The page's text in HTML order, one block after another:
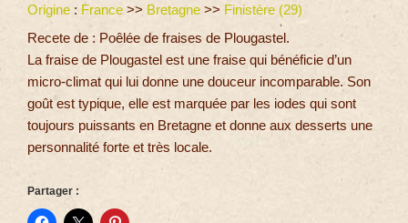
Origine : France >> Bretagne >> Finistère (29)
Recete de : Poêlée de fraises de Plougastel.
La fraise de Plougastel est une fraise qui bénéficie d’un
micro-climat qui lui donne une douceur incomparable. Son
goût est typique, elle est marquée par les iodes qui sont
toujours puissants en Bretagne et donne aux desserts une
personnalité forte et très locale.
Partager :